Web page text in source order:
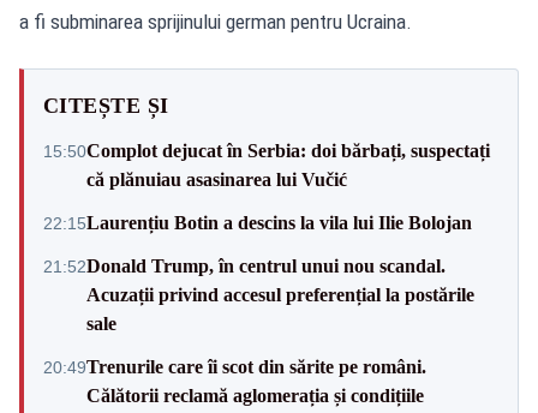
a fi subminarea sprijinului german pentru Ucraina.
CITEȘTE ȘI
15:50Complot dejucat în Serbia: doi bărbați, suspectați
că plănuiau asasinarea lui Vučić
22:15Laurențiu Botin a descins la vila lui Ilie Bolojan
21:52Donald Trump, în centrul unui nou scandal.
Acuzații privind accesul preferențial la postările
sale
20:49Trenurile care îi scot din sărite pe români.
Călătorii reclamă aglomerația și condițiile